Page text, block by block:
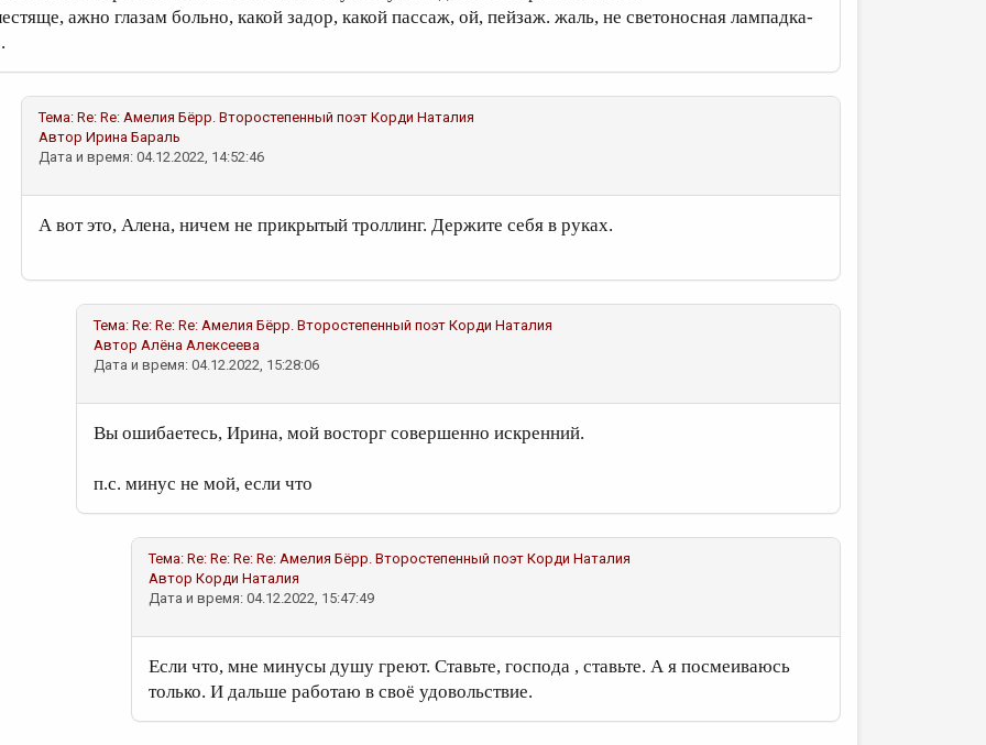
ажно глазам больно, какой задор, какой пассаж, ой, пейзаж. жаль, не светоносная лампадка-
Тема: Re: Re: Амелия Бёрр. Второстепенный поэт Корди Наталия
Автор Ирина Бараль
Дата и время: 04.12.2022, 14:52:46
А вот это, Алена, ничем не прикрытый троллинг. Держите себя в руках.
Тема: Re: Re: Re: Амелия Бёрр. Второстепенный поэт Корди Наталия
Автор Алёна Алексеева
Дата и время: 04.12.2022, 15:28:06
Вы ошибаетесь, Ирина, мой восторг совершенно искренний.
п.с. минус не мой, если что
Тема: Re: Re: Re: Re: Амелия Бёрр. Второстепенный поэт Корди Наталия
Автор Корди Наталия
Дата и время: 04.12.2022, 15:47:49
Если что, мне минусы душу греют. Ставьте, господа , ставьте. А я посмеиваюсь
только. И дальше работаю в своё удовольствие.